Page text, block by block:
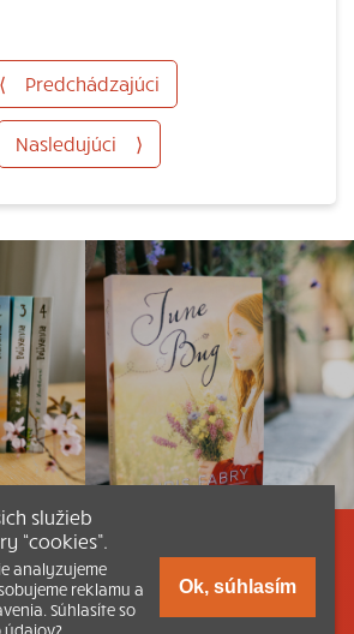
⟨ Predchádzajúci
Nasledujúci ⟩
Dokumenty a články
Tlačená verzia Katechizmu
služieb
“cookies”.
analyzujeme
reklamu a
Súhlasíte so
Ok, súhlasím